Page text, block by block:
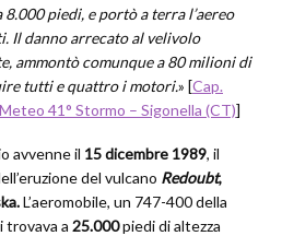
piedi, e portò a terra l’aereo
Il danno arrecato al velivolo
ammontò comunque a 80 milioni di
tutti e quattro i motori.» [Cap.
41° Stormo – Sigonella (CT)]
avvenne il 15 dicembre 1989, il
del vulcano Redoubt,
L’aeromobile, un 747-400 della
trovava a 25.000piedi di altezza